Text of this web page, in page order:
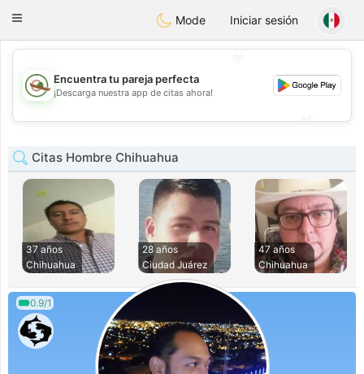
MexicoCitas
Toggle
Mode Iniciar sesión
💖
💕
Encuentra tu pareja perfecta
¡Descarga nuestra app de citas ahora!
Citas Hombre Chihuahua
37 años
Chihuahua
28 años
Ciudad Juárez
47 años
Chihuahua
0.9/1